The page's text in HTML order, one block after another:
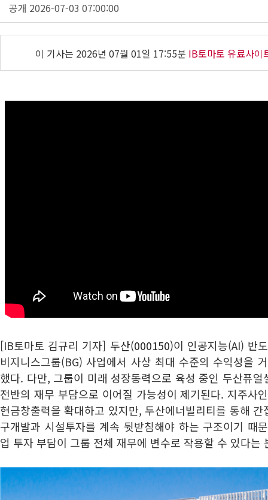
공개 2026-07-03 07:00:00
이 기사는 2026년 07월 01일 17:55분 IB토마토 유료사이
[IB토마토 김규리 기자] 두산(000150)이 인공지능(AI) 반
비지니스그룹(BG) 사업에서 사상 최대 수준의 수익성을
했다. 다만, 그룹이 미래 성장동력으로 육성 중인 두산퓨
전반의 재무 부담으로 이어질 가능성이 제기된다. 지주사
현금창출력을 확대하고 있지만, 두산에너빌리티를 통해
구개발과 시설투자를 계속 뒷받침해야 하는 구조이기 때
업 투자 부담이 그룹 전체 재무에 변수로 작용할 수 있다는